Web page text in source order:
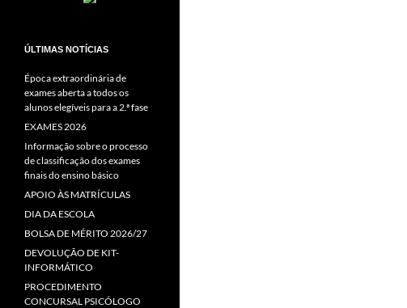
ÚLTIMAS NOTÍCIAS
Época extraordinária de
exames aberta a todos os
alunos elegíveis para a 2.ª fase
EXAMES 2026
Informação sobre o processo
de classificação dos exames
finais do ensino básico
APOIO ÀS MATRÍCULAS
DIA DA ESCOLA
BOLSA DE MÉRITO 2026/27
DEVOLUÇÃO DE KIT-
INFORMÁTICO
PROCEDIMENTO
CONCURSAL PSICÓLOGO